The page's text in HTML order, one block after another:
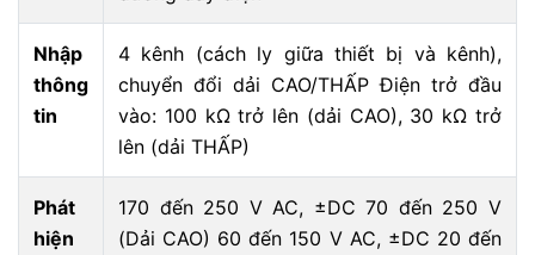
Nhập
thông
tin
4 kênh (cách ly giữa thiết bị và kênh),
chuyển đổi dải CAO/THẤP Điện trở đầu
vào: 100 kΩ trở lên (dải CAO), 30 kΩ trở
lên (dải THẤP)
Phát
hiện
170 đến 250 V AC, ±DC 70 đến 250 V
(Dải CAO) 60 đến 150 V AC, ±DC 20 đến